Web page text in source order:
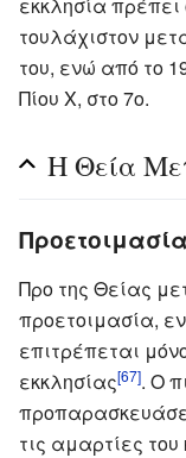
τουλάχιστον
του, ενώ από το
Πίου Χ, στο 7ο.
Η Θεία
Προετοιμασία
Προ της Θείας
προετοιμασία,
επιτρέπεται
εκκλησίας[67]. Ο
τις αμαρτίες του